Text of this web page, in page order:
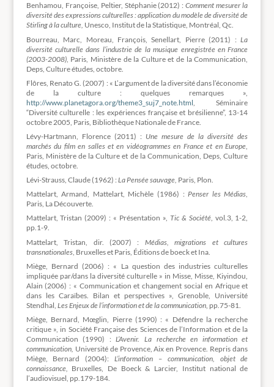
Benhamou, Françoise, Peltier, Stéphanie (2012) :Comment mesurer la
diversité des expressions culturelles : application du modèle de diversité de
Stirling à la culture, Unesco, Institut de la Statistique, Montréal, Qc.
Bourreau, Marc, Moreau, François, Senellart, Pierre (2011) :La
diversité culturelle dans l’industrie de la musique enregistrée en France
(2003-2008), Paris, Ministère de la Culture et de la Communication,
Deps, Culture études, octobre.
Flôres, Renato G. (2007) : « L’argument de la diversité dans l’économie
de la culture : quelques remarques »,
http://www.planetagora.org/theme3_suj7_note.html , Séminaire
“Diversité culturelle : les expériences française et brésilienne”, 13-14
octobre 2005, Paris, Bibliothèque Nationale de France.
Lévy-Hartmann, Florence (2011) : Une mesure de la diversité des
marchés du film en salles et en vidéogrammes en France et en Europe
Paris, Ministère de la Culture et de la Communication, Deps, Culture
études, octobre.
Lévi-Strauss, Claude (1962) : La Pensée sauvage, Paris, Plon.
Mattelart, Armand, Mattelart, Michèle (1986) :Penser les Médias,
Paris, La Découverte.
Mattelart, Tristan (2009) : « Présentation », Tic & Société, vol.3, 1-2,
pp.1-9.
Mattelart, Tristan, dir. (2007) : Médias, migrations et cultures
transnationales, Bruxelles et Paris, Éditions de boeck et Ina.
Miège, Bernard (2006) : « La question des industries culturelles
impliquée par/dans la diversité culturelle » in Misse, Misse, Kiyindou,
Alain (2006) : « Communication et changement social en Afrique et
dans les Caraïbes. Bilan et perspectives », Grenoble, Université
Stendhal, Les Enjeux de l’information et de la communication, pp.75-81.
Miège, Bernard, Mœglin, Pierre (1990) : « Défendre la recherche
critique », in Société Française des Sciences de l’Information et de la
Communication (1990) :L’Avenir. La recherche en information et
communication, Université de Provence, Aix en Provence. Repris dans
Miège, Bernard (2004):L’information – communication, objet de
connaissance, Bruxelles, De Boeck & Larcier, Institut national de
l’audiovisuel, pp.179-184.